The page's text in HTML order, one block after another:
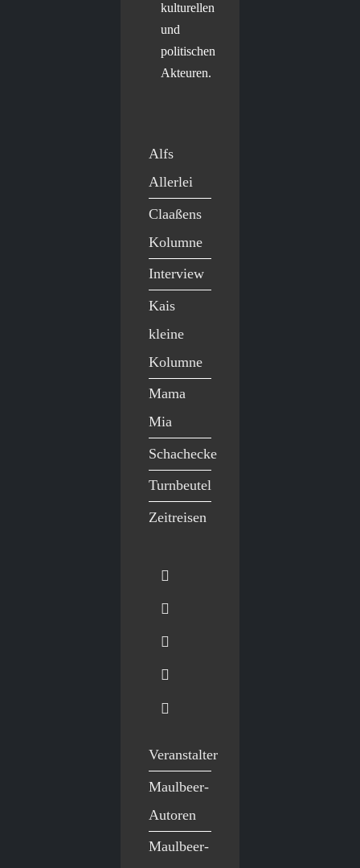
kulturellen
und
politischen
Akteuren.
Alfs
Allerlei
Claaßens
Kolumne
Interview
Kais
kleine
Kolumne
Mama
Mia
Schachecke
Turnbeutel
Zeitreisen
Veranstalter
Maulbeer-
Autoren
Maulbeer-